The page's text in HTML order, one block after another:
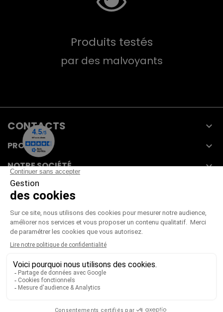
Produits testés
par des malvoyants
CONTACTS 
PRODUITS 
NOTRE SOCIÉTÉ 
VOTRE COMPTE
CGV|CGU |Mentions légales
Paiement sécurisé
Télécharger notre catalogue